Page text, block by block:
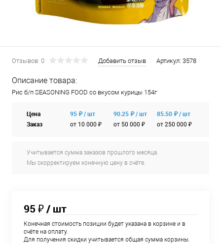
Отзывов: 0 Добавить отзыв Артикул: 3578
Описание товара:
Рис б/п SEASONING FOOD со вкусом курицы 154г
Цена
Заказ
95 ₽ / шт
от 10 000 ₽
90.25 ₽ / шт
от 50 000 ₽
85.50 ₽ / шт
от 250 000 ₽
Учитывается сумма заказов прошлого месяца.
Мы скорректируем конечную цену в счёте.
95 ₽/ шт
Конечная стоимость позиции будет указана в корзине и в
счёте на оплату.
Для получения скидки учитывается общая сумма корзины.